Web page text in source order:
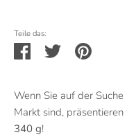
Teile das:
TeilenTwitternPinnen
Wenn Sie auf der
Markt sind,
340 g!